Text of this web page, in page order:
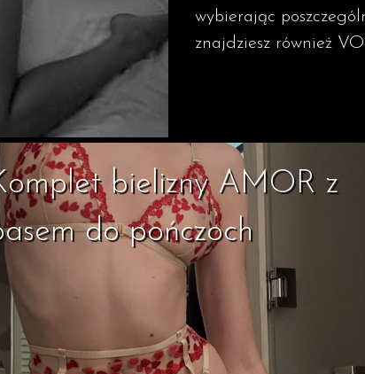
wybierając
znajdziesz również
bielizny AMOR z
do pończoch